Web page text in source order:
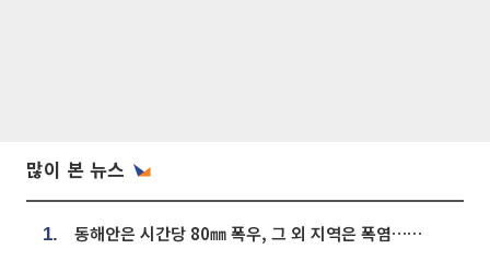
많이 본 뉴스
1. 동해안은 시간당 80㎜ 폭우, 그 외 지역은 폭염…‘극과 극 날씨’